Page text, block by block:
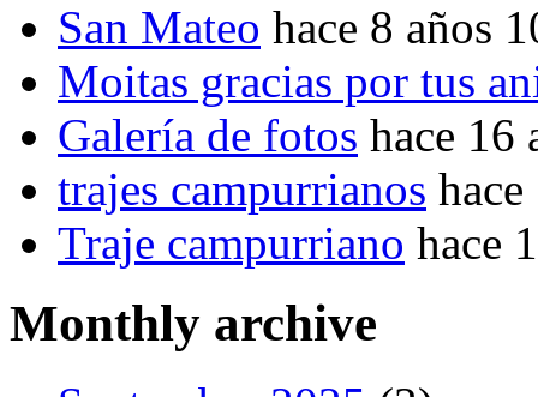
San Mateo hace 8 años
Moitas gracias por tus
Galería de fotos hace 16
trajes campurrianos
Traje campurriano hace
Monthly archive